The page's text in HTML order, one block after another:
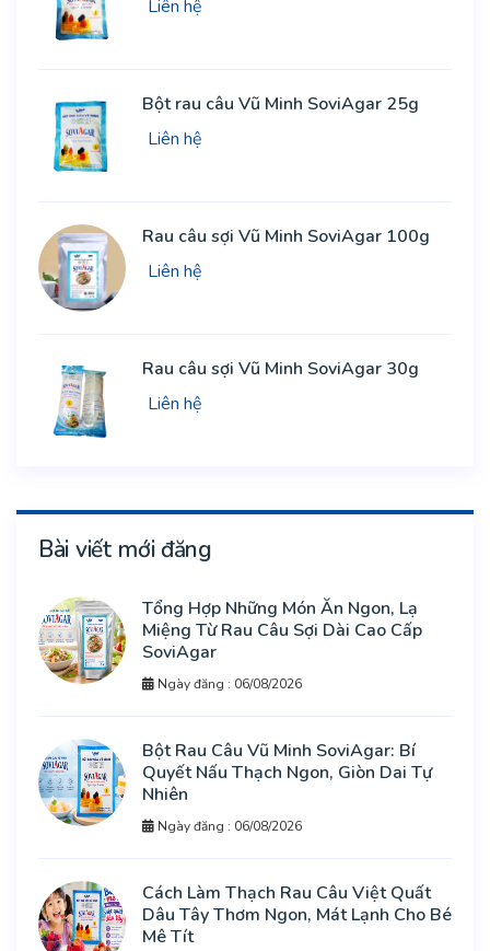
Liên hệ
Bột rau câu Vũ Minh SoviAgar 25g
Liên hệ
Rau câu sợi Vũ Minh SoviAgar 100g
Liên hệ
Rau câu sợi Vũ Minh SoviAgar 30g
Liên hệ
Bài viết mới đăng
Tổng Hợp Những Món Ăn Ngon, Lạ
Miệng Từ Rau Câu Sợi Dài Cao Cấp
SoviAgar
Ngày đăng : 06/08/2026
Bột Rau Câu Vũ Minh SoviAgar: Bí
Quyết Nấu Thạch Ngon, Giòn Dai Tự
Nhiên
Ngày đăng : 06/08/2026
Cách Làm Thạch Rau Câu Việt Quất
Dâu Tây Thơm Ngon, Mát Lạnh Cho Bé
Mê Tít